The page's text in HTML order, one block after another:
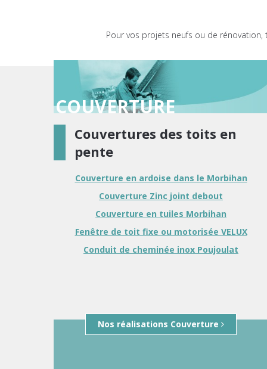
Pour vos projets neufs ou de
COUVERTURE
Couvertures des toits en
pente
Couverture en ardoise dans le Morbihan
Couverture Zinc joint debout
Couverture en tuiles Morbihan
Fenêtre de toit fixe ou motorisée VELUX
Conduit de cheminée inox Poujoulat
Nos réalisations Couverture